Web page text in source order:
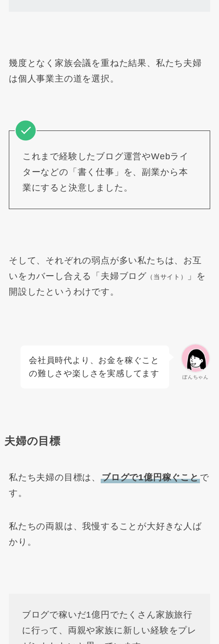
幾度となく家族会議を重ねた結果、私たち夫婦
は個人事業主の道を選択。
これまで経験したブログ運営やWebライ
ターなどの「書く仕事」を、副業から本
業にすると 決意しました。
そして、それぞれの弱点が多い私たちは、お互
いをカバーし合える「夫婦ブログ （当サイト）
」を
開設したというわけです。
ぼんちゃん
会社員時代より、お金を稼ぐこと
の難しさや楽しさを実感してます
夫婦の目標
私たち夫婦の目標は 、 ブログで1億円稼ぐことで
す。
私たちの両親は、我慢することが大好きな人ば
かり。
ブログで稼いだ1億円でたくさん家族旅行
に行って、両親や家族に新しい経験をプレ